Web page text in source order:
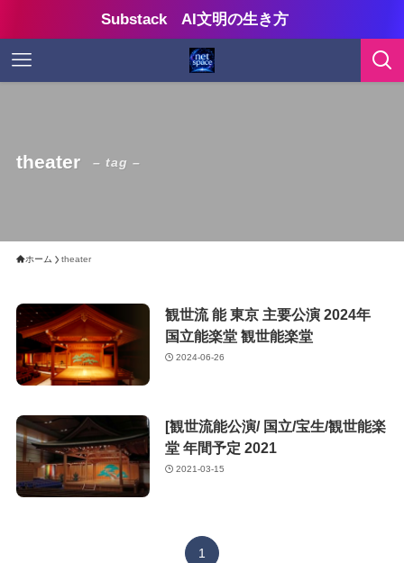
Substack AI文明の生き方
theater – tag –
ホーム theater
観世流 能 東京 主要公演 2024年
国立能楽堂 観世能楽堂
2024-06-26
[観世流能公演/ 国立/宝生/観世能楽
堂 年間予定 2021
2021-03-15
1